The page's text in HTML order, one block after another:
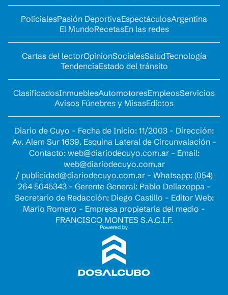
PolicialesPasión DeportivaEspectáculosArgentina
El MundoRecetasEn las redes
Cartas del lectorOpinionSocialesSaludTecnología
TendenciaEstado del tránsito
ClasificadosInmueblesAutomotoresEmpleosServicios
Avisos Fúnebres y MisasEdictos
Diario de Cuyo - Fecha de Inicio: 11/2003 - Dirección:
Av. Alem Sur 1639. Esquina Lateral de Circunvalación -
Contacto: web@diariodecuyo.com.ar- Email:
web@diariodecuyo.com.ar
/ publicidad@diariodecuyo.com.ar- Whatsapp: (054)
264 5045343 - Gerente General: Pablo Dellazoppa -
Secretario de Redacción: Diego Castillo - Editor Web:
Mario Romero - Empresa propietaria del medio -
FRANCISCO MONTES S.A.C.I.F.